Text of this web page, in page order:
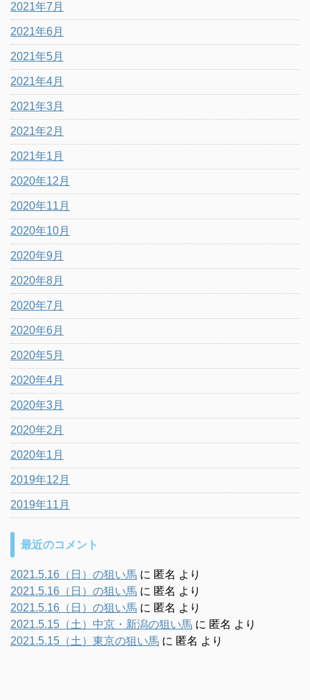
2021年7月
2021年6月
2021年5月
2021年4月
2021年3月
2021年2月
2021年1月
2020年12月
2020年11月
2020年10月
2020年9月
2020年8月
2020年7月
2020年6月
2020年5月
2020年4月
2020年3月
2020年2月
2020年1月
2019年12月
2019年11月
最近のコメント
2021.5.16（日）の狙い馬 に 匿名 より
2021.5.16（日）の狙い馬 に 匿名 より
2021.5.16（日）の狙い馬 に 匿名 より
2021.5.15（土）中京・新潟の狙い馬 に 匿名 より
2021.5.15（土）東京の狙い馬 に 匿名 より